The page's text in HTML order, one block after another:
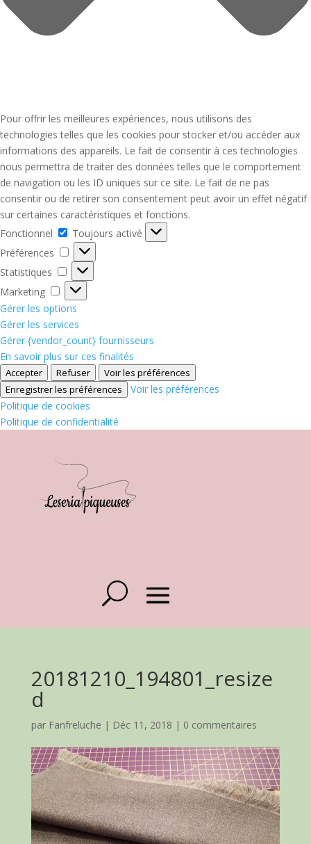
Pour offrir les meilleures expériences, nous utilisons des
technologies telles que les cookies pour stocker et/ou accéder aux
informations des appareils. Le fait de consentir à ces technologies
nous permettra de traiter des données telles que le comportement
de navigation ou les ID uniques sur ce site. Le fait de ne pas
consentir ou de retirer son consentement peut avoir un effet négatif
sur certaines caractéristiques et fonctions.
Fonctionnel
Fonctionnel
Toujours activé
Préférences
Préférences
Statistiques
Statistiques
Marketing
Marketing
Gérer les options
Gérer les services
Gérer {vendor_count} fournisseurs
En savoir plus sur ces finalités
Accepter Refuser
Voir les préférences
Enregistrer les préférences
Voir les préférences
Politique de cookies
Politique de confidentialité
20181210_194801_resize
d
par Fanfreluche | Déc 11, 2018 | 0 commentaires